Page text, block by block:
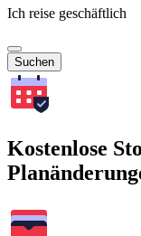
Ich reise geschäftlich
Suchen
Kostenlose